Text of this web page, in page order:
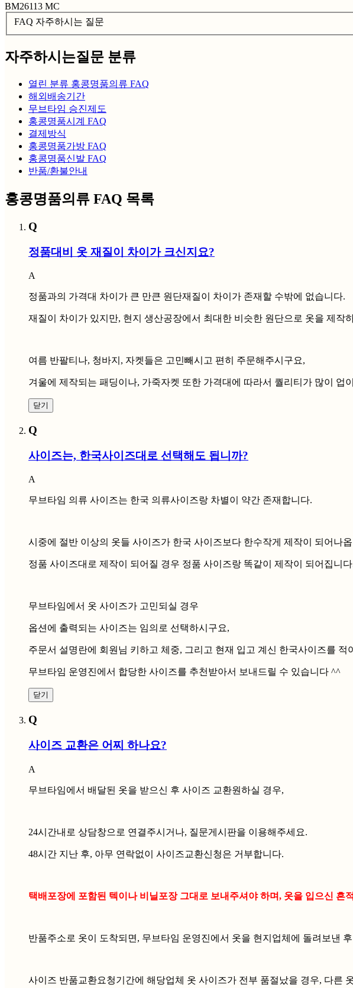
BM26113 MC
FAQ 자주하시는 질문
자주하시는질문 분류
열린 분류 홍콩명품의류 FAQ
해외배송기간
무브타임 승진제도
홍콩명품시계 FAQ
결제방식
홍콩명품가방 FAQ
홍콩명품신발 FAQ
반품/환불안내
홍콩명품의류 FAQ 목록
Q
정품대비 옷 재질이 차이가 크신지요?
A
정품과의 가격대 차이가 큰 만큰 원단재질이 차이가 존재할 수밖에 없습니다.
재질이 차이가 있지만, 현지 생산공장에서 최대한 비슷한 원단으로 옷을 제
여름 반팔티나, 청바지, 자켓들은 고민빼시고 편히 주문해주시구요,
겨울에 제작되는 패딩이나, 가죽자켓 또한 가격대에 따라서 퀄리티가 많이
닫기
Q
사이즈는, 한국사이즈대로 선택해도 됩니까?
A
무브타임 의류 사이즈는 한국 의류사이즈랑 차별이 약간 존재합니다.
시중에 절반 이상의 옷들 사이즈가 한국 사이즈보다 한수작게 제작이 되어나
정품 사이즈대로 제작이 되어질 경우 정품 사이즈랑 똑같이 제작이 되어집니
무브타임에서 옷 사이즈가 고민되실 경우
옵션에 출력되는 사이즈는 임의로 선택하시구요,
주문서 설명란에 회원님 키하고 체중, 그리고 현재 입고 계신 한국사이즈를 적
무브타임 운영진에서 합당한 사이즈를 추천받아서 보내드릴 수 있습니다 ^^
닫기
Q
사이즈 교환은 어찌 하나요?
A
무브타임에서 배달된 옷을 받으신 후 사이즈 교환원하실 경우,
24시간내로 상담창으로 연결주시거나, 질문게시판을 이용해주세요.
48시간 지난 후, 아무 연락없이 사이즈교환신청은 거부합니다.
택배포장에 포함된 텍이나 비닐포장 그대로 보내주셔야 하며, 옷을 입으신
반품주소로 옷이 도착되면, 무브타임 운영진에서 옷을 현지업체에 돌려보낸
사이즈 반품교환요청기간에 해당업체 옷 사이즈가 전부 품절났을 경우, 다른